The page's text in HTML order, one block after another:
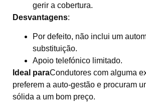
gerir a cobertura.
Desvantagens:
Por defeito, não inclui um
substituição.
Apoio telefónico limitado.
Ideal paraCondutores com alguma
preferem a auto-gestão e procuram
sólida a um bom preço.